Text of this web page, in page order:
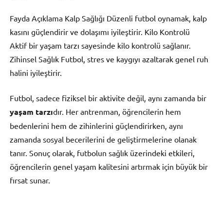
Fayda Açıklama Kalp Sağlığı Düzenli futbol oynamak, kalp
kasını güçlendirir ve dolaşımı iyileştirir. Kilo Kontrolü
Aktif bir yaşam tarzı sayesinde kilo kontrolü sağlanır.
Zihinsel Sağlık Futbol, stres ve kaygıyı azaltarak genel ruh
halini iyileştirir.
Futbol, sadece fiziksel bir aktivite değil, aynı zamanda bir
yaşam tarzıdır. Her antrenman, öğrencilerin hem
bedenlerini hem de zihinlerini güçlendirirken, aynı
zamanda sosyal becerilerini de geliştirmelerine olanak
tanır. Sonuç olarak, futbolun sağlık üzerindeki etkileri,
öğrencilerin genel yaşam kalitesini artırmak için büyük bir
fırsat sunar.